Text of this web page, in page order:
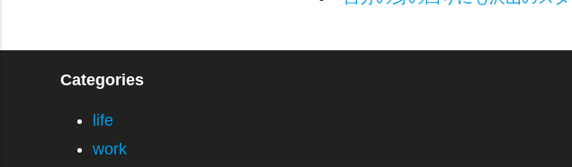
Categories
life
work